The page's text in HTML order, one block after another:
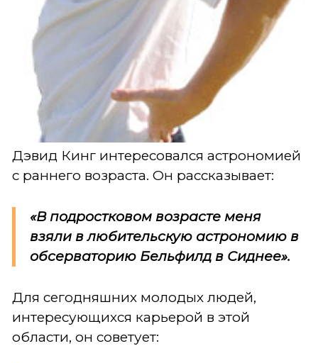
Дэвид Кинг интересовался астрономией
с раннего возраста. Он рассказывает:
«В подростковом возрасте меня
взяли в любительскую астрономию в
обсерваторию Бельфилд в Сиднее».
Для сегодняшних молодых людей,
интересующихся карьерой в этой
области, он советует: